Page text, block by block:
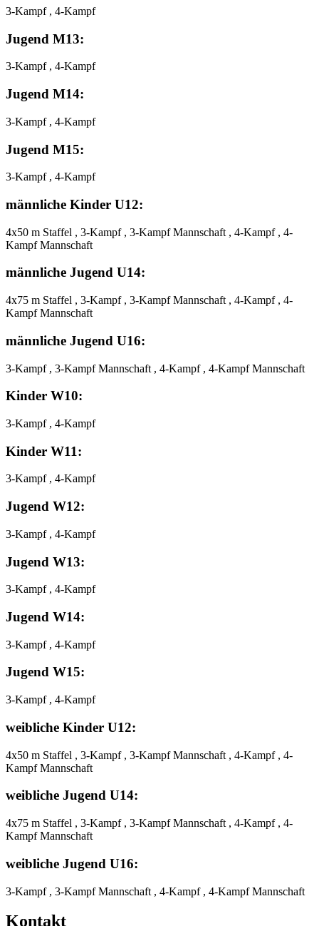
3-Kampf , 4-Kampf
Jugend M13:
3-Kampf , 4-Kampf
Jugend M14:
3-Kampf , 4-Kampf
Jugend M15:
3-Kampf , 4-Kampf
männliche Kinder U12:
4x50 m Staffel , 3-Kampf , 3-Kampf Mannschaft , 4-Kampf , 4-
Kampf Mannschaft
männliche Jugend U14:
4x75 m Staffel , 3-Kampf , 3-Kampf Mannschaft , 4-Kampf , 4-
Kampf Mannschaft
männliche Jugend U16:
3-Kampf , 3-Kampf Mannschaft , 4-Kampf , 4-Kampf Mannschaft
Kinder W10:
3-Kampf , 4-Kampf
Kinder W11:
3-Kampf , 4-Kampf
Jugend W12:
3-Kampf , 4-Kampf
Jugend W13:
3-Kampf , 4-Kampf
Jugend W14:
3-Kampf , 4-Kampf
Jugend W15:
3-Kampf , 4-Kampf
weibliche Kinder U12:
4x50 m Staffel , 3-Kampf , 3-Kampf Mannschaft , 4-Kampf , 4-
Kampf Mannschaft
weibliche Jugend U14:
4x75 m Staffel , 3-Kampf , 3-Kampf Mannschaft , 4-Kampf , 4-
Kampf Mannschaft
weibliche Jugend U16:
3-Kampf , 3-Kampf Mannschaft , 4-Kampf , 4-Kampf Mannschaft
Kontakt